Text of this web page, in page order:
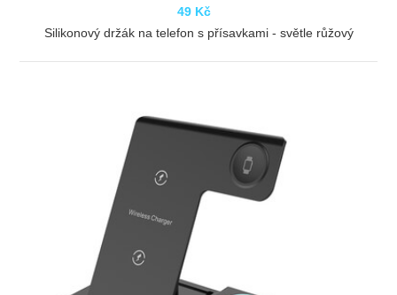
49 Kč
Silikonový držák na telefon s přísavkami - světle růžový